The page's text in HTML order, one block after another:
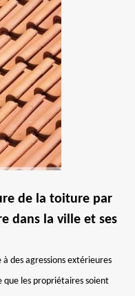
de la toiture par
dans la ville et ses
des agressions extérieures
les propriétaires soient